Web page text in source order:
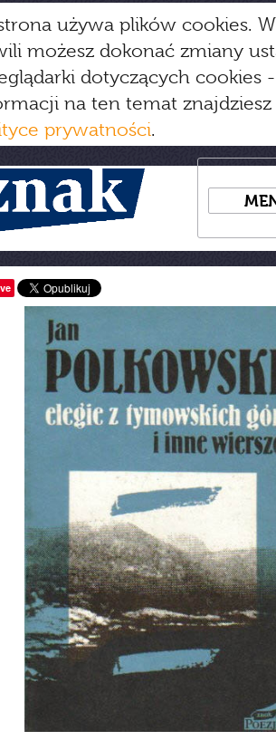
używa plików cookies.
możesz dokonać zmiany
dotyczących cookies
na ten temat
prywatności.